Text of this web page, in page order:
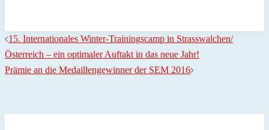
Beitragsnavigation
15. Internationales Winter-Trainingscamp in Strasswalchen/
Österreich – ein optimaler Auftakt in das neue Jahr!
Prämie an die Medaillengewinner der SEM 2016